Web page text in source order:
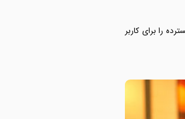
را برای کاربر